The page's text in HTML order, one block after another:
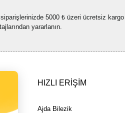
5000 ₺ üzeri ücretsiz kargo
yararlanın.
HIZLI ERİŞİM
Ajda Bilezik